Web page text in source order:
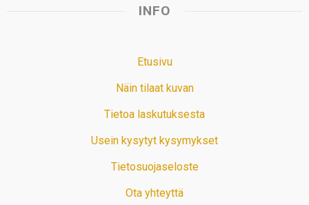
INFO
Etusivu
Näin tilaat kuvan
Tietoa laskutuksesta
Usein kysytyt kysymykset
Tietosuojaseloste
Ota yhteyttä